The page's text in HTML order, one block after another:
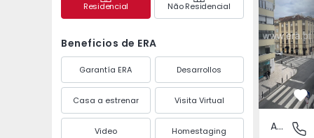
Residencial Não Residencial
Beneficios de ERA
Garantía ERA Desarrollos
Casa a estrenar Visita Virtual
Video Homestaging Campo
Apartamento